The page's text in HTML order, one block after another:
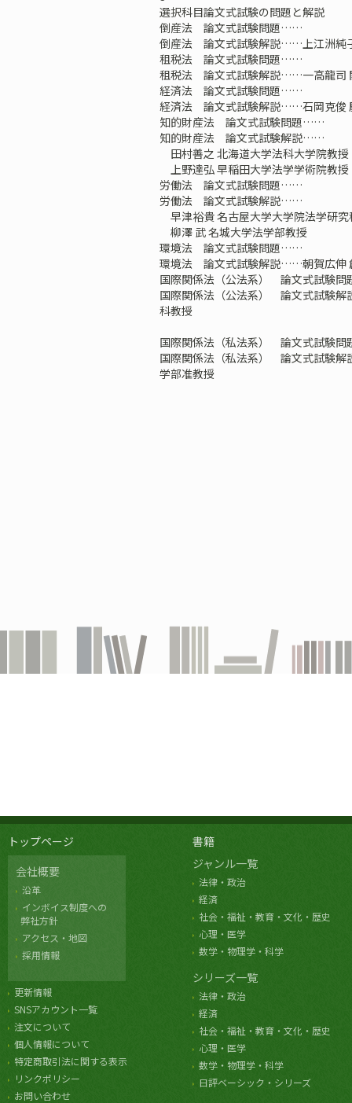
選択科目論文式試験の問題と解説
倒産法 論文式試験問題……
倒産法 論文式試験解説……上江洲純
租税法 論文式試験問題……
租税法 論文式試験解説……一高龍司
経済法 論文式試験問題……
経済法 論文式試験解説……石岡克俊
知的財産法 論文式試験問題……
知的財産法 論文式試験解説……
田村善之 北海道大学法科大学院教授
上野達弘 早稲田大学法学学術院教授
労働法 論文式試験問題……
労働法 論文式試験解説……
早津裕貴 名古屋大学大学院法学研究
柳澤 武 名城大学法学部教授
環境法 論文式試験問題……
環境法 論文式試験解説……朝賀広伸
国際関係法（公法系） 論文式試験
国際関係法（公法系） 論文式試験
科教授
国際関係法（私法系） 論文式試験
国際関係法（私法系） 論文式試験
学部准教授
トップページ
会社概要
沿革
インボイス制度への
弊社方針
アクセス・地図
採用情報
更新情報
SNSアカウント一覧
注文について
個人情報について
特定商取引法に関する表示
リンクポリシー
お問い合わせ
書籍
ジャンル一覧
法律・政治
経済
社会・福祉・教育・文化・歴史
心理・医学
数学・物理学・科学
シリーズ一覧
法律・政治
経済
社会・福祉・教育・文化・歴史
心理・医学
数学・物理学・科学
日評ベーシック・シリーズ